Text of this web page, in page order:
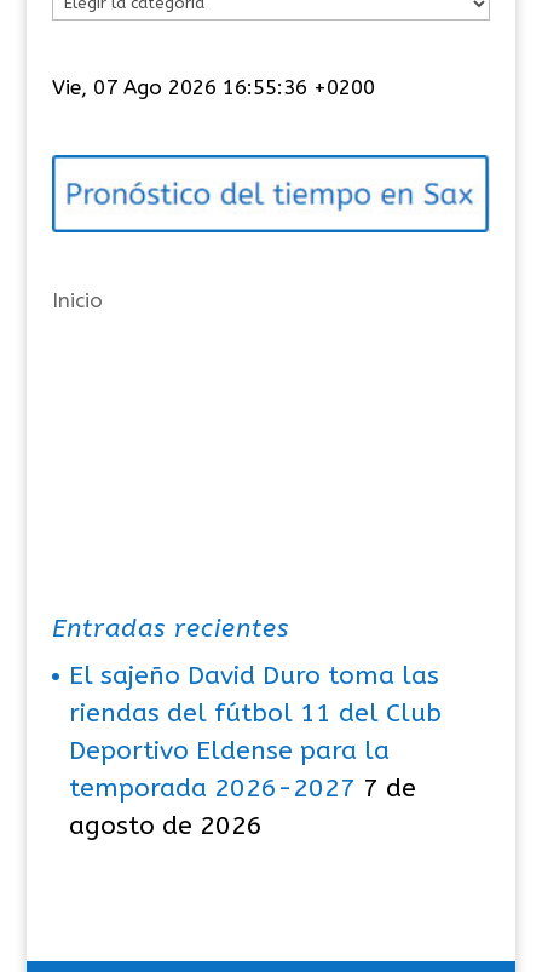
e
o
í
s
Vie, 07 Ago 2026 16:55:36 +0200
Inicio
Entradas recientes
El sajeño David Duro toma las
riendas del fútbol 11 del Club
Deportivo Eldense para la
temporada 2026-2027 7 de
agosto de 2026